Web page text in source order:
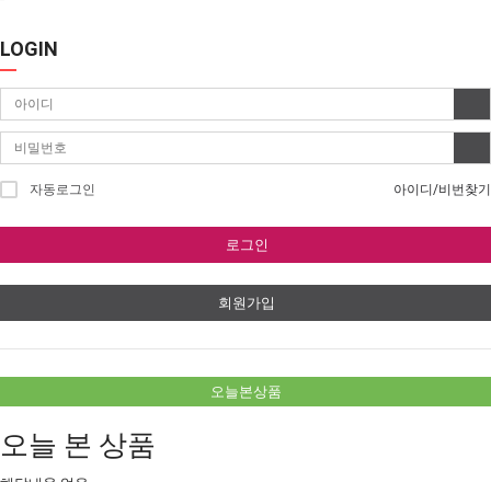
LOGIN
자동로그인 아이디/비번찾기
로그인
회원가입
오늘본상품
오늘 본 상품